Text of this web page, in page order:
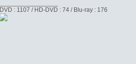
DVD : 1107 / HD-DVD : 74 / Blu-ray : 176